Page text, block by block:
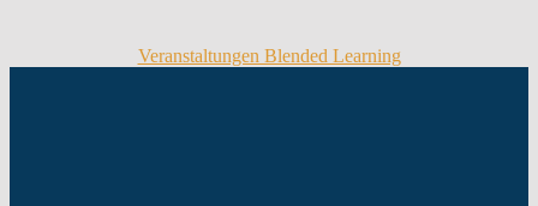
Veranstaltungen Blended Learning